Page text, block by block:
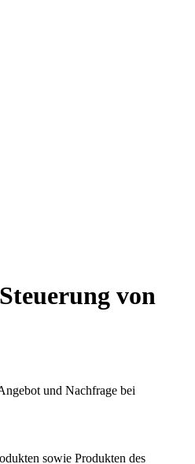
von
und Nachfrage bei
sowie Produkten des